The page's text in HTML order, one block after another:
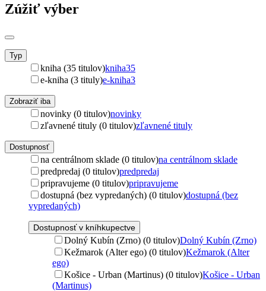
Zúžiť výber
Typ
kniha (35 titulov)kniha35
e-kniha (3 tituly)e-kniha3
Zobraziť iba
novinky (0 titulov)novinky
zľavnené tituly (0 titulov)zľavnené tituly
Dostupnosť
na centrálnom sklade (0 titulov)na centrálnom sklade
predpredaj (0 titulov)predpredaj
pripravujeme (0 titulov)pripravujeme
dostupná (bez vypredaných) (0 titulov)dostupná (bez
vypredaných)
Dostupnosť v kníhkupectve
Dolný Kubín (Zrno) (0 titulov)Dolný Kubín (Zrno)
Kežmarok (Alter ego) (0 titulov)Kežmarok (Alter
ego)
Košice - Urban (Martinus) (0 titulov)Košice - Urban
(Martinus)